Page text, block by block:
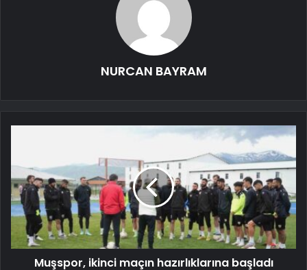
NURCAN BAYRAM
Muşspor, ikinci maçın hazırlıklarına başladı